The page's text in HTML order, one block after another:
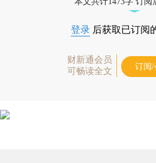
登录 后获取已订阅
财新通会员
可畅读全文
订阅/